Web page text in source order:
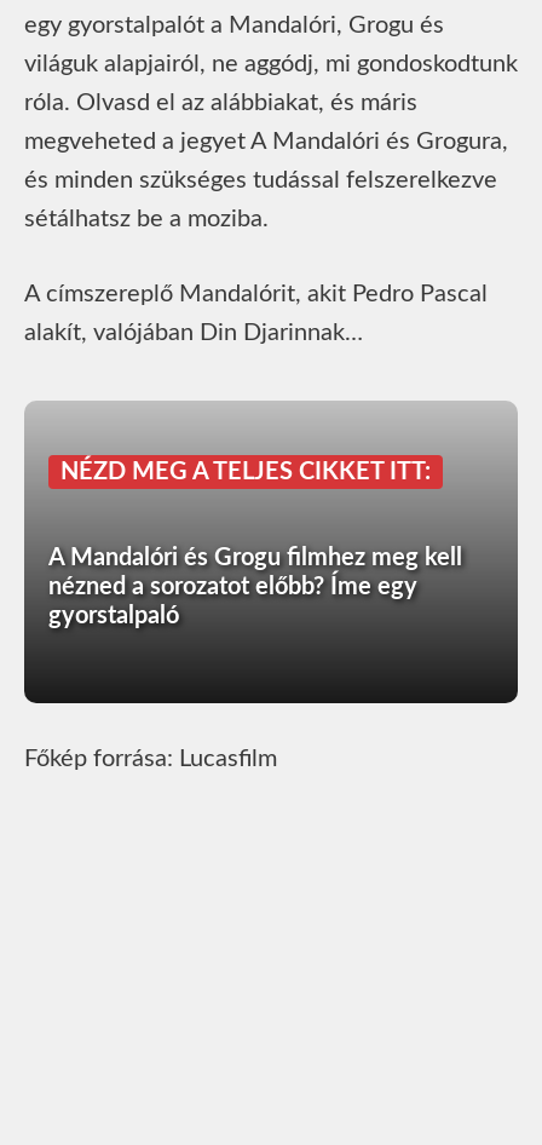
egy gyorstalpalót a Mandalóri, Grogu és
világuk alapjairól, ne aggódj, mi gondoskodtunk
róla. Olvasd el az alábbiakat, és máris
megveheted a jegyet A Mandalóri és Grogura,
és minden szükséges tudással felszerelkezve
sétálhatsz be a moziba.
A címszereplő Mandalórit, akit Pedro Pascal
alakít, valójában Din Djarinnak…
NÉZD MEG A TELJES CIKKET ITT:
A Mandalóri és Grogu filmhez meg kell
nézned a sorozatot előbb? Íme egy
gyorstalpaló
Főkép forrása: Lucasfilm